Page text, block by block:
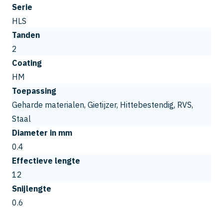
Serie
HLS
Tanden
2
Coating
HM
Toepassing
Geharde materialen, Gietijzer, Hittebestendig, RVS,
Staal
Diameter in mm
0.4
Effectieve lengte
12
Snijlengte
0.6